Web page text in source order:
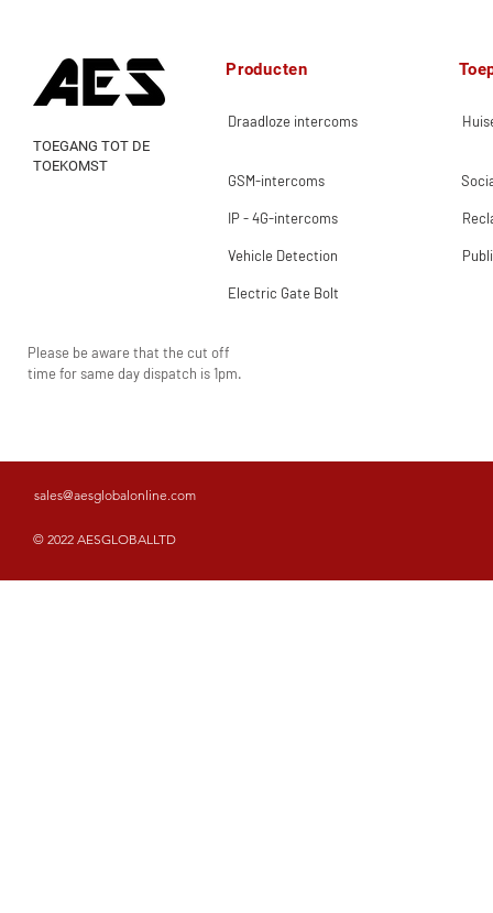
Producten
Draadloze intercoms
TOEGANG TOT DE
TOEKOMST
GSM-intercoms
IP - 4G-intercoms
Vehicle Detection
Electric Gate Bolt
Please be aware that the cut off
time for same day dispatch is 1pm.
sales@aesglobalonline.com
© 2022 AESGLOBALLTD